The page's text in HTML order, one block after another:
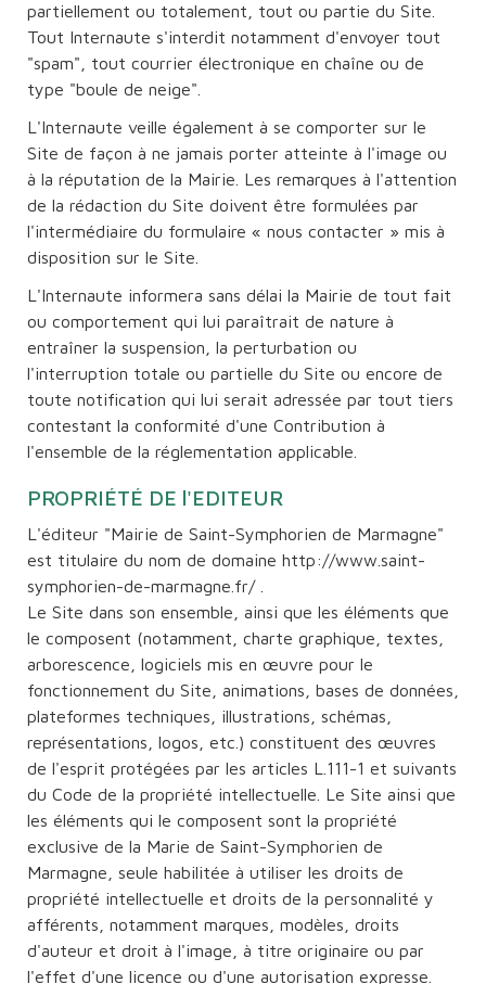
partiellement ou totalement, tout ou partie du Site.
Tout Internaute s'interdit notamment d'envoyer tout
"spam", tout courrier électronique en chaîne ou de
type "boule de neige".
L'Internaute veille également à se comporter sur le
Site de façon à ne jamais porter atteinte à l'image ou
à la réputation de la Mairie. Les remarques à l'attention
de la rédaction du Site doivent être formulées par
l'intermédiaire du formulaire « nous contacter » mis à
disposition sur le Site.
L'Internaute informera sans délai la Mairie de tout fait
ou comportement qui lui paraîtrait de nature à
entraîner la suspension, la perturbation ou
l'interruption totale ou partielle du Site ou encore de
toute notification qui lui serait adressée par tout tiers
contestant la conformité d'une Contribution à
l'ensemble de la réglementation applicable.
PROPRIÉTÉ DE l'EDITEUR
L'éditeur "Mairie de Saint-Symphorien de Marmagne"
est titulaire du nom de domaine http://www.saint-
symphorien-de-marmagne.fr/ .
Le Site dans son ensemble, ainsi que les éléments que
le composent (notamment, charte graphique, textes,
arborescence, logiciels mis en œuvre pour le
fonctionnement du Site, animations, bases de données,
plateformes techniques, illustrations, schémas,
représentations, logos, etc.) constituent des œuvres
de l'esprit protégées par les articles L.111-1 et suivants
du Code de la propriété intellectuelle. Le Site ainsi que
les éléments qui le composent sont la propriété
exclusive de la Marie de Saint-Symphorien de
Marmagne, seule habilitée à utiliser les droits de
propriété intellectuelle et droits de la personnalité y
afférents, notamment marques, modèles, droits
d'auteur et droit à l'image, à titre originaire ou par
l'effet d'une licence ou d'une autorisation expresse.